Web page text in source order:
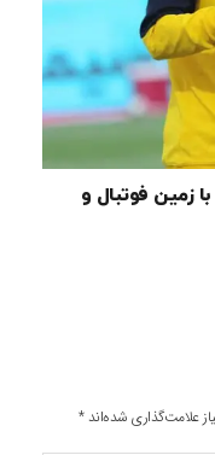
زمین فوتبال و
علامت‌گذاری شده‌اند*